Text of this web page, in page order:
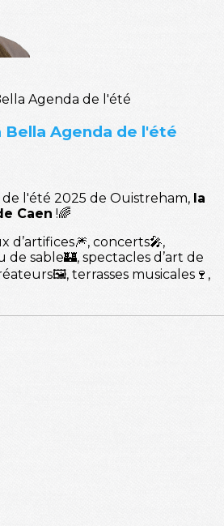
Bella Agenda de l'été
l'été 2025 de Ouistreham, la
Caen !🌈
d’artifices🎆, concerts🎤,
sable🏰, spectacles d’art de
terrasses musicales🍷,